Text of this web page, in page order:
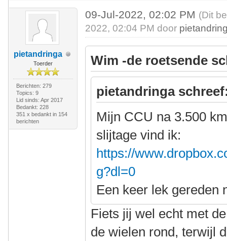
pietandringa
Toerder
Berichten: 279
Topics: 9
Lid sinds: Apr 2017
Bedankt: 228
351 x bedankt in 154
berichten
09-Jul-2022, 02:02 PM (Dit
2022, 02:04 PM door
Wim -de roetsende
pietandringa
Mijn CCU na 3.500
slijtage vind ik:
https://
g?dl=0
Een keer lek gereden
Fiets jij wel echt met
de wielen rond, terwijl